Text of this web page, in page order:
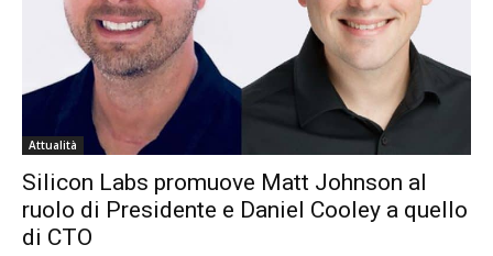
Attualità
Silicon Labs promuove Matt Johnson al
ruolo di Presidente e Daniel Cooley a quello
di CTO